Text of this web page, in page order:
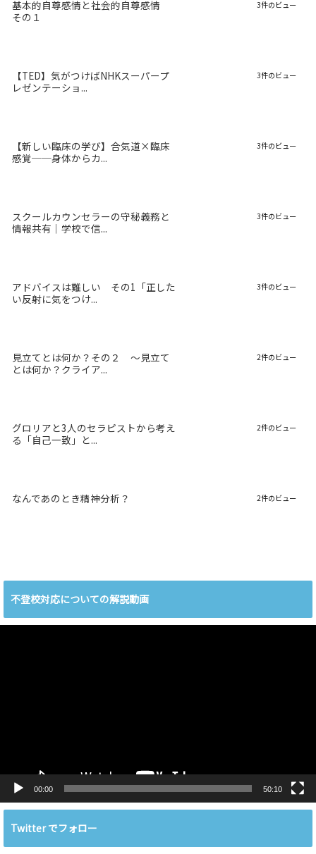
基本的自尊感情と社会的自尊感情
その１
3件のビュー
【TED】気がつけばNHKスーパープ
レゼンテーショ...
3件のビュー
【新しい臨床の学び】合気道×臨床
感覚──身体からカ...
3件のビュー
スクールカウンセラーの守秘義務と
情報共有｜学校で信...
3件のビュー
アドバイスは難しい その1「正した
い反射に気をつけ...
3件のビュー
見立てとは何か？その２ 〜見立て
とは何か？クライア...
2件のビュー
グロリアと3人のセラピストから考え
る「自己一致」と...
2件のビュー
なんであのとき精神分析？ 2件のビュー
不登校対応についての解説動画
00:00 50:10
Twitter でフォロー